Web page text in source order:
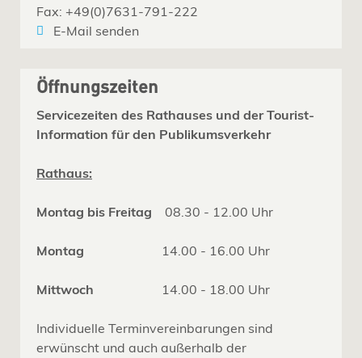
Fax: +49(0)7631-791-222
E-Mail senden
Öffnungszeiten
Servicezeiten des Rathauses und der Tourist-
Information für den Publikumsverkehr
Rathaus:
Montag bis Freitag 08.30 - 12.00 Uhr
Montag 14.00 - 16.00 Uhr
Mittwoch 14.00 - 18.00 Uhr
Individuelle Terminvereinbarungen sind
erwünscht und auch außerhalb der